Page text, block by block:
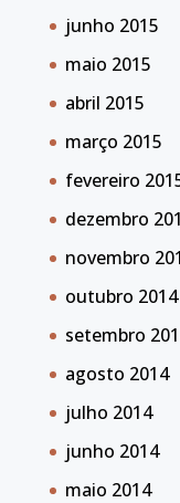
junho 2015
maio 2015
abril 2015
março 2015
fevereiro
dezembro
novembro
outubro 2014
setembro
agosto 2014
julho 2014
junho 2014
maio 2014